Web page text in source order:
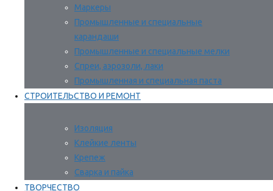
Маркеры
Промышленные и специальные
карандаши
Промышленные и специальные мелки
Спреи, аэрозоли, лаки
Промышленная и специальная паста
СТРОИТЕЛЬСТВО И РЕМОНТ
Изоляция
Клейкие ленты
Крепеж
Сварка и пайка
ТВОРЧЕСТВО